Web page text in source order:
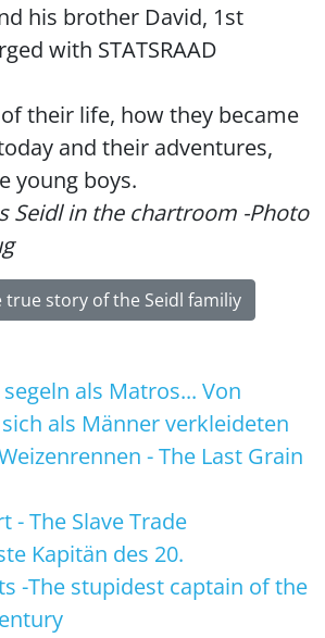
his brother David, 1st
with STATSRAAD
their life, how they became
and their adventures,
young boys.
Seidl in the chartroom -Photo
true story of the Seidl familiy
als Matros... Von
als Männer verkleideten
- The Last Grain
- The Slave Trade
Kapitän des 20.
-The stupidest captain of the